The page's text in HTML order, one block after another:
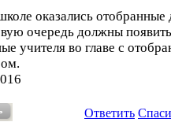
оказались отобранные
очередь должны
учителя во главе с
Ответить